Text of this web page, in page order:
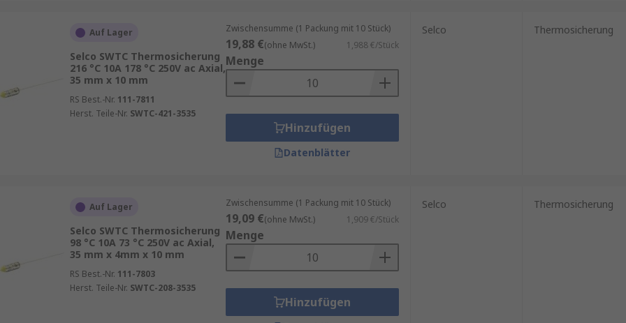
Geräteeinbau
nach dem Abkühlen wieder automatisch aktivieren
Systemen interessant, etwa in Bürogeräten oder industriellen Steuerungen.
Auf Lager
Selco SWTC Thermosicherung
216 °C 10A 178 °C 250V ac Axial,
35 mm x 10 mm
RS Best.-Nr. 111-7811
Herst. Teile-Nr. SWTC-421-3535
Zwischensumme (1 Packung mit 10 Stück)
19,88 €(ohne MwSt.) 1,988 €/Stück
Menge
Hinzufügen
Datenblätter
Selco Thermosicherung
Auf Lager
Selco SWTC Thermosicherung
98 °C 10A 73 °C 250V ac Axial,
35 mm x 4mm x 10 mm
RS Best.-Nr. 111-7803
Herst. Teile-Nr. SWTC-208-3535
Zwischensumme (1 Packung mit 10 Stück)
19,09 €(ohne MwSt.) 1,909 €/Stück
Menge
Hinzufügen
Selco Thermosicherung